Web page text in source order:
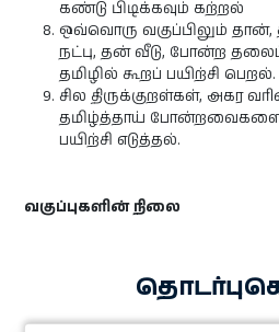
கண்டு பிடிக்கவும் கற்றல்
ஒவ்வொரு வகுப்பிலும்
நட்பு, தன் வீடு, போன்ற
தமிழில் கூறப் பயிற்சி பெறல்.
சில திருக்குறள்கள், அகர
தமிழ்த்தாய் போன்றவைகளை
பயிற்சி எடுத்தல்.
வகுப்புகளின் நிலை